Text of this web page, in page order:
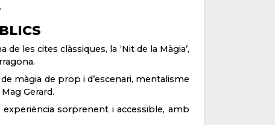
de les cites clàssiques, la ‘Nit de la Màgia’,
màgia de prop i d’escenari, mentalisme
Gerard.
sorprenent i accessible, amb